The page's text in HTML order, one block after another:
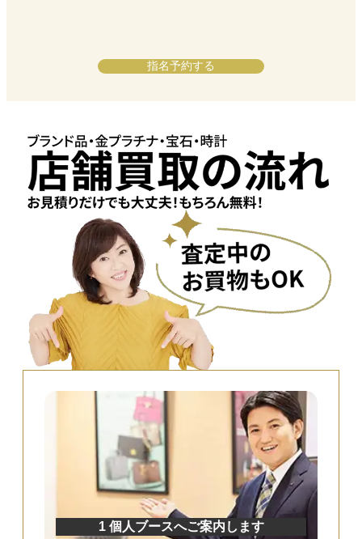
指名予約する
1 個人ブースへご案内します